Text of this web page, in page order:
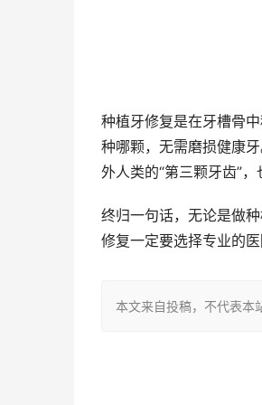
种植牙修复是在牙槽骨
种哪颗，无需磨损健康
外人类的“第三颗牙齿”
终归一句话，无论是做
修复一定要选择专业的医
本文来自投稿，不代表